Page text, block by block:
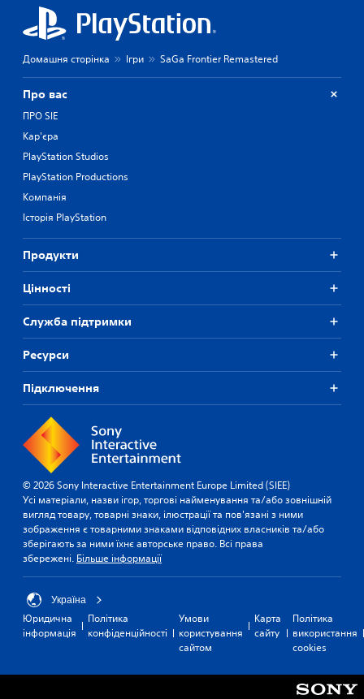
Домашня сторінка Ігри SaGa Frontier Remastered
Про вас
ПРО SIE
Кар'єра
PlayStation Studios
PlayStation Productions
Компанія
Історія PlayStation
Продукти
Цiнностi
Служба підтримки
Ресурси
Підключення
© 2026 Sony Interactive Entertainment Europe Limited (SIEE)
Усі матеріали, назви ігор, торгові найменування та/або зовнішній
вигляд товару, товарні знаки, ілюстрації та пов'язані з ними
зображення є товарними знаками відповідних власників та/або
зберігають за ними їхнє авторське право. Всі права
збережені. Більше інформації
Україна
Юридична
інформація
Політика
конфіденційності
Умови
користування
сайтом
Карта
сайту
Політика
використання
cookies